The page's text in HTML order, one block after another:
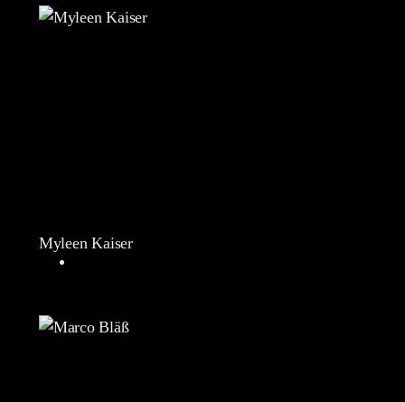
Myleen Kaiser